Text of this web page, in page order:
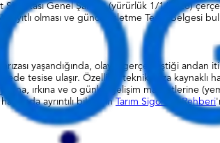
Genel Şartları (yürürlük 1/1/2026)
olması ve güncel İşletme Tescil Belgesi
yaşandığında, olayın gerçekleştiği
tesise ulaşır. Özellikle teknik arıza kaynaklı
ırkına ve o günkü gelişim maliyetlerine
ayrıntılı bilgi içinTarım Sigortası Rehberi